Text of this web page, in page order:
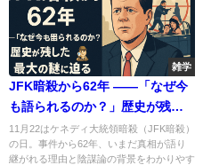
雑学
JFK暗殺から62年 ——「なぜ今
も語られるのか？」歴史が残し
た最大の謎に迫る
11月22はケネディ大統領暗殺（JFK暗殺）
の日。事件から62年、いまだ真相が語り
継がれる理由と陰謀論の背景をわかりやす